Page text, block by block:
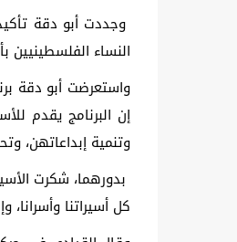
وجددت أبو دقة
النساء
واستعرضت أبو دقة
إن البرنامج يقدم
وتنمية إبداعاتهن،
بدورهما، شكرت
كل أسيراتنا